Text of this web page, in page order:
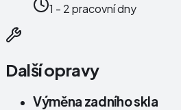
1 - 2 pracovní dny
Další opravy
Výměna zadního skla